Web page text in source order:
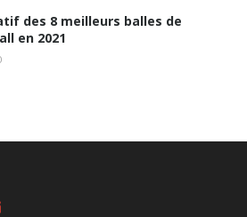
des 8 meilleurs balles de
en 2021